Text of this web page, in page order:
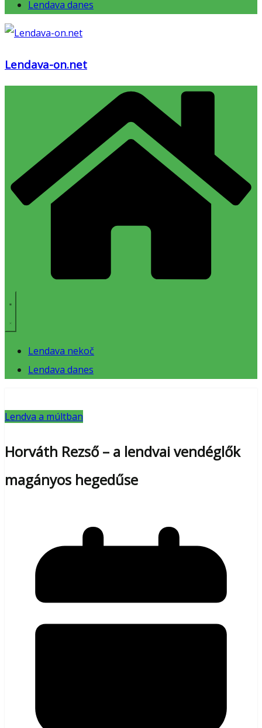
Lendava danes
Lendava-on.net
Lendava nekoč
Lendava danes
Lendva a múltban
Horváth Rezső – a lendvai vendéglők
magányos hegedűse